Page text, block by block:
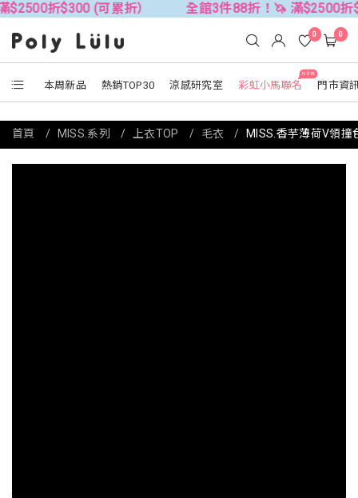
(可累折） 全館3件88折！🦄 滿$2500折$300 (可
本周新品 熱銷TOP30 涼感研究室
NEW
彩虹小馬聯名 門市資
0 0
首頁 MISS.系列 上衣TOP 毛衣 MISS.香芋薄荷V領